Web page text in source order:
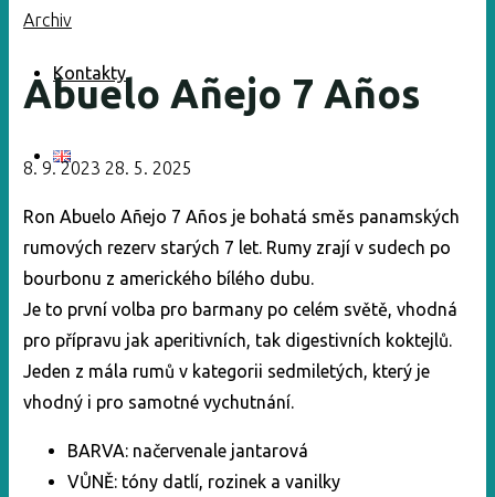
Kontakty
Archiv
Abuelo Añejo 7 Años
8. 9. 2023 28. 5. 2025
Ron Abuelo Añejo 7 Años je bohatá směs panamských
rumových rezerv starých 7 let. Rumy zrají v sudech po
bourbonu z amerického bílého dubu.
Je to první volba pro barmany po celém světě, vhodná
pro přípravu jak aperitivních, tak digestivních koktejlů.
Jeden z mála rumů v kategorii sedmiletých, který je
vhodný i pro samotné vychutnání.
BARVA: načervenale jantarová
VŮNĚ: tóny datlí, rozinek a vanilky